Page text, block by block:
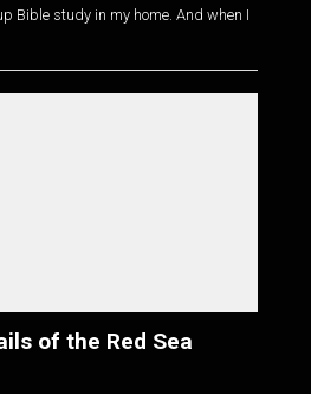
Bible study in my home. And when I
of the Red Sea